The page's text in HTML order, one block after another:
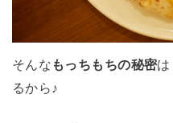
そんな もっちもちの秘密は
るから♪